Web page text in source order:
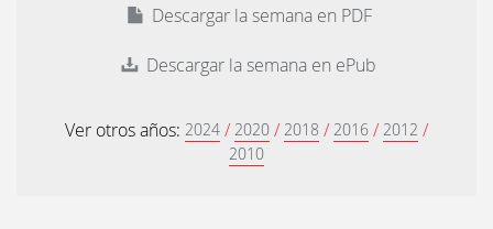
Descargar la semana en PDF
Descargar la semana en ePub
Ver otros años: 2024 / 2020 / 2018 / 2016 / 2012 /
2010